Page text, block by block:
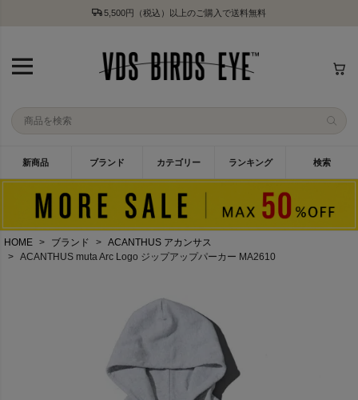
5,500円（税込）以上のご購入で送料無料
新商品 ブランド カテゴリー ランキング 検索
HOME ブランド
ACANTHUS アカンサス
ACANTHUS muta Arc Logo ジップアップパーカー MA2610